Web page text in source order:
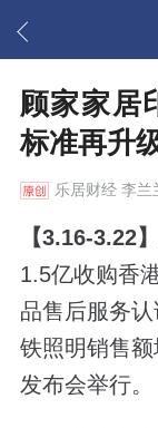
顾家家居
标准再升
乐居财经李兰
【3.16-3.22
1.5亿收购香
品售后服务认
铁照明销售
发布会举行。